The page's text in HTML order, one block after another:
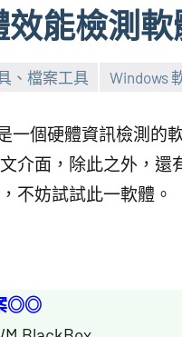
效能檢測軟
、檔案工具 Windows
一個硬體資訊檢測的
介面，除此之外，
不妨試試此一軟體。
◎◎